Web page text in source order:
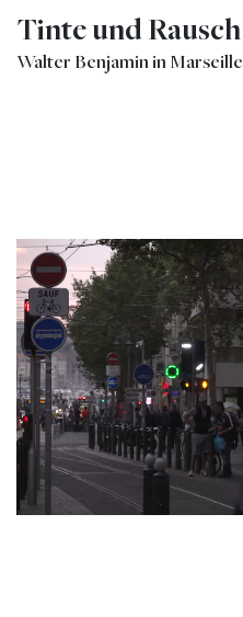
Tinte und Rausch
Walter Benjamin in Marseille
LA CANEBIÈRE
TWITTER